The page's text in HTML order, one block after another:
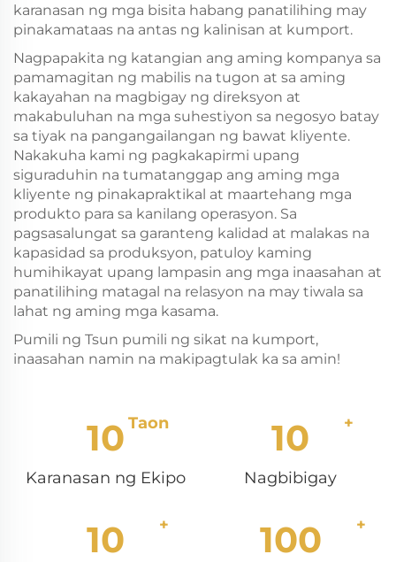
karanasan ng mga bisita habang panatilihing may
pinakamataas na antas ng kalinisan at kumport.
Nagpapakita ng katangian ang aming kompanya sa
pamamagitan ng mabilis na tugon at sa aming
kakayahan na magbigay ng direksyon at
makabuluhan na mga suhestiyon sa negosyo batay
sa tiyak na pangangailangan ng bawat kliyente.
Nakakuha kami ng pagkakapirmi upang
siguraduhin na tumatanggap ang aming mga
kliyente ng pinakapraktikal at maartehang mga
produkto para sa kanilang operasyon. Sa
pagsasalungat sa garanteng kalidad at malakas na
kapasidad sa produksyon, patuloy kaming
humihikayat upang lampasin ang mga inaasahan at
panatilihing matagal na relasyon na may tiwala sa
lahat ng aming mga kasama.
Pumili ng Tsun pumili ng sikat na kumport,
inaasahan namin na makipagtulak ka sa amin!
10
Karanasan ng Ekipo
10
Nagbibigay
10 100